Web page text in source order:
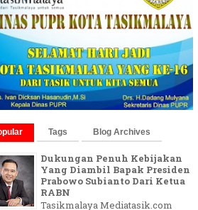
Tags Blog Archives
Dukungan Penuh Kebijakan
Yang Diambil Bapak Presiden
Prabowo Subianto Dari Ketua
RABN
Tasikmalaya Mediatasik.com